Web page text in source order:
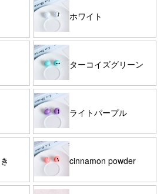
ホワイト
ターコイズグリーン
ライトパープル
cinnamon powder